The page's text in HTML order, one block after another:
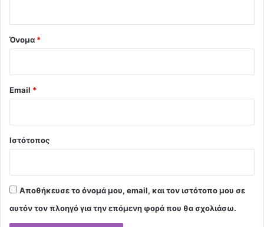
Όνομα *
Email *
Ιστότοπος
Αποθήκευσε το όνομά μου, email, και τον ιστότοπο μου σε
αυτόν τον πλοηγό για την επόμενη φορά που θα σχολιάσω.